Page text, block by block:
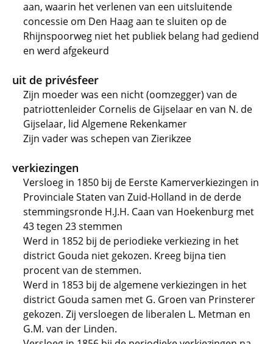
aan, waarin het verlenen van een uitsluitende
concessie om Den Haag aan te sluiten op de
Rhijnspoorweg niet het publiek belang had gediend
en werd afgekeurd
uit de privésfeer
Zijn moeder was een nicht (oomzegger) van de
patriottenleider Cornelis de Gijselaar en van N. de
Gijselaar, lid Algemene Rekenkamer
Zijn vader was schepen van Zierikzee
verkiezingen
Versloeg in 1850 bij de Eerste Kamerverkiezingen in
Provinciale Staten van Zuid-Holland in de derde
stemmingsronde H.J.H. Caan van Hoekenburg met
43 tegen 23 stemmen
Werd in 1852 bij de periodieke verkiezing in het
district Gouda niet gekozen. Kreeg bijna tien
procent van de stemmen.
Werd in 1853 bij de algemene verkiezingen in het
district Gouda samen met G. Groen van Prinsterer
gekozen. Zij versloegen de liberalen L. Metman en
G.M. van der Linden.